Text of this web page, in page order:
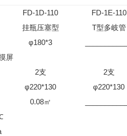
FD-1D-110
FD-1E-110
挂瓶压塞型
T型多岐管
φ180*3
屏
2支
2支
φ220*130
φ220*130
0.08㎡